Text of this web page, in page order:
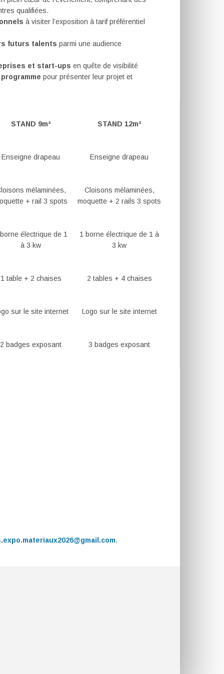
qualifiées.
à visiter l’exposition à tarif préférentiel
futurs talents parmi une audience
et start-ups en quête de visibilité
pour présenter leur projet et
STAND 9m² STAND 12m²
Enseigne drapeau Enseigne drapeau
mélaminées,
+ rail 3 spots
Cloisons mélaminées,
moquette + 2 rails 3 spots
électrique de 1
à 3 kw
1 borne électrique de 1 à
3 kw
1 table + 2 chaises 2 tables + 4 chaises
sur le site internet Logo sur le site internet
2 badges exposant 3 badges exposant
.